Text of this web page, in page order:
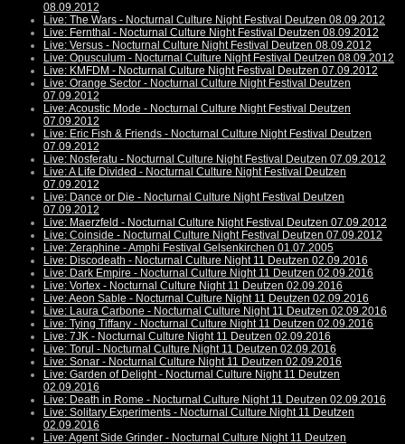
08.09.2012
Live: The Wars - Nocturnal Culture Night Festival Deutzen 08.09.2012
Live: Fernthal - Nocturnal Culture Night Festival Deutzen 08.09.2012
Live: Versus - Nocturnal Culture Night Festival Deutzen 08.09.2012
Live: Opusculum - Nocturnal Culture Night Festival Deutzen 08.09.2012
Live: KMFDM - Nocturnal Culture Night Festival Deutzen 07.09.2012
Live: Orange Sector - Nocturnal Culture Night Festival Deutzen
07.09.2012
Live: Acoustic Mode - Nocturnal Culture Night Festival Deutzen
07.09.2012
Live: Eric Fish & Friends - Nocturnal Culture Night Festival Deutzen
07.09.2012
Live: Nosferatu - Nocturnal Culture Night Festival Deutzen 07.09.2012
Live: A Life Divided - Nocturnal Culture Night Festival Deutzen
07.09.2012
Live: Dance or Die - Nocturnal Culture Night Festival Deutzen
07.09.2012
Live: Maerzfeld - Nocturnal Culture Night Festival Deutzen 07.09.2012
Live: Coinside - Nocturnal Culture Night Festival Deutzen 07.09.2012
Live: Zeraphine - Amphi Festival Gelsenkirchen 01.07.2005
Live: Discodeath - Nocturnal Culture Night 11 Deutzen 02.09.2016
Live: Dark Empire - Nocturnal Culture Night 11 Deutzen 02.09.2016
Live: Vortex - Nocturnal Culture Night 11 Deutzen 02.09.2016
Live: Aeon Sable - Nocturnal Culture Night 11 Deutzen 02.09.2016
Live: Laura Carbone - Nocturnal Culture Night 11 Deutzen 02.09.2016
Live: Tying Tiffany - Nocturnal Culture Night 11 Deutzen 02.09.2016
Live: 7JK - Nocturnal Culture Night 11 Deutzen 02.09.2016
Live: Torul - Nocturnal Culture Night 11 Deutzen 02.09.2016
Live: Sonar - Nocturnal Culture Night 11 Deutzen 02.09.2016
Live: Garden of Delight - Nocturnal Culture Night 11 Deutzen
02.09.2016
Live: Death in Rome - Nocturnal Culture Night 11 Deutzen 02.09.2016
Live: Solitary Experiments - Nocturnal Culture Night 11 Deutzen
02.09.2016
Live: Agent Side Grinder - Nocturnal Culture Night 11 Deutzen